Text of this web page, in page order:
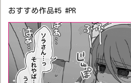
おすすめ作品#5 #PR